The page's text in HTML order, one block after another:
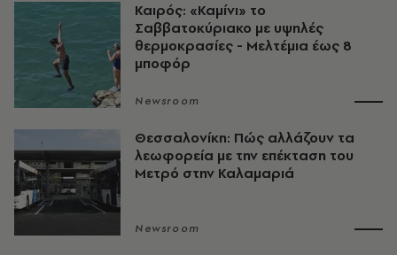
Καιρός: «Καμίνι» το
Σαββατοκύριακο με υψηλές
θερμοκρασίες - Mελτέμια έως 8
μποφόρ
Newsroom
Θεσσαλονίκη: Πώς αλλάζουν τα
λεωφορεία με την επέκταση του
Μετρό στην Καλαμαριά
Newsroom